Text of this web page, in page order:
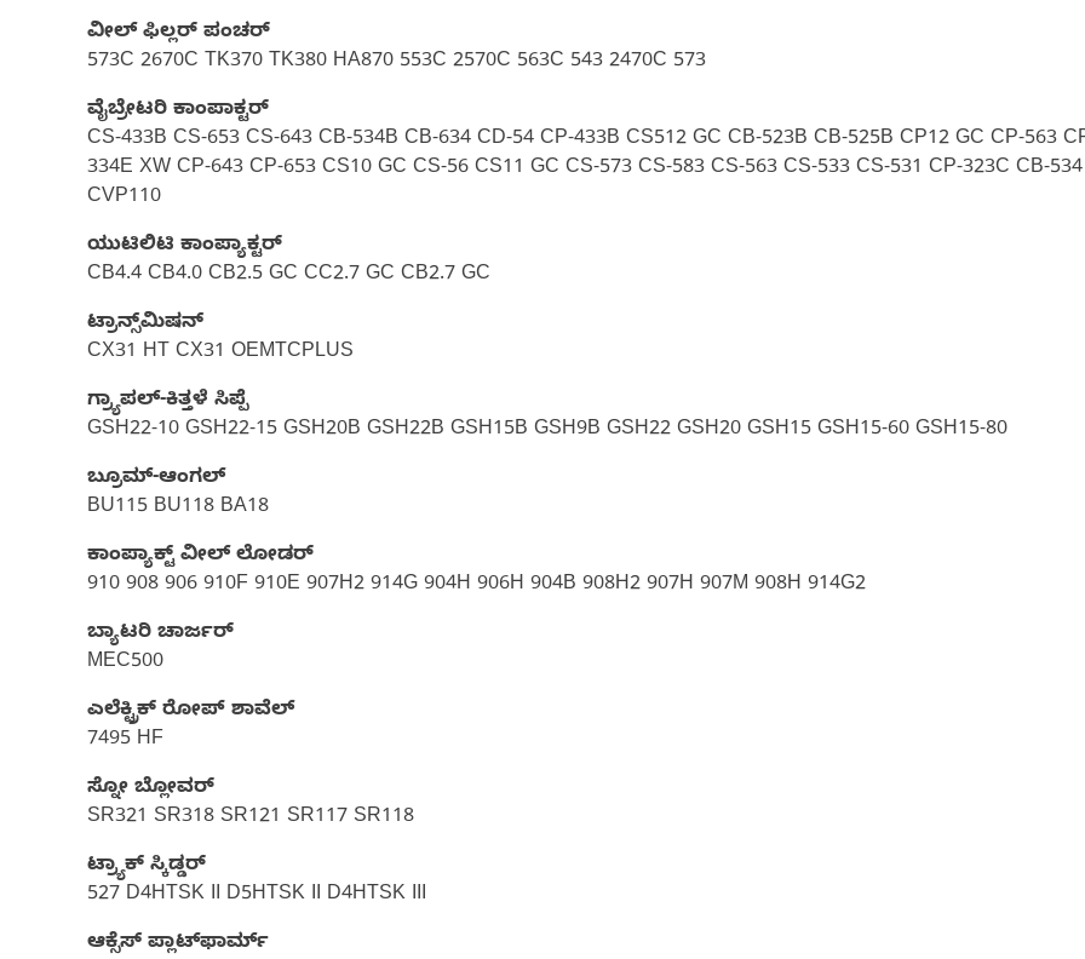
ವೀಲ್ ಫಿಲ್ಲರ್ ಪಂಚರ್‌
573C 2670C TK370 TK380 HA870 553C 2570C 563C 543 2470C 573
ವೈಬ್ರೇಟರಿ ಕಾಂಪಾಕ್ಟರ್‌
CS-433B CS-653 CS-643 CB-534B CB-634 CD-54 CP-433B CS512 GC CB-523B CB-525B CP12 GC CP-563
334E XW CP-643 CP-653 CS10 GC CS-56 CS11 GC CS-573 CS-583 CS-563 CS-533 CS-531 CP-323C CB-
CVP110
ಯುಟಿಲಿಟಿ ಕಾಂಪ್ಯಾಕ್ಟರ್
CB4.4 CB4.0 CB2.5 GC CC2.7 GC CB2.7 GC
ಟ್ರಾನ್ಸ್‌ಮಿಷನ್
CX31 HT CX31 OEMTCPLUS
ಗ್ರ್ಯಾಪಲ್-ಕಿತ್ತಳೆ ಸಿಪ್ಪೆ
GSH22-10 GSH22-15 GSH20B GSH22B GSH15B GSH9B GSH22 GSH20 GSH15 GSH15-60 GSH15-80
ಬ್ರೂಮ್-ಆಂಗಲ್
BU115 BU118 BA18
ಕಾಂಪ್ಯಾಕ್ಟ್ ವೀಲ್ ಲೋಡರ್
910 908 906 910F 910E 907H2 914G 904H 906H 904B 908H2 907H 907M 908H 914G2
ಬ್ಯಾಟರಿ ಚಾರ್ಜರ್
MEC500
ಎಲೆಕ್ಟ್ರಿಕ್ ರೋಪ್ ಶಾವೆಲ್‌
7495 HF
ಸ್ನೋ ಬ್ಲೋವರ್
SR321 SR318 SR121 SR117 SR118
ಟ್ರ್ಯಾಕ್ ಸ್ಕಿಡ್ಡರ್
527 D4HTSK II D5HTSK II D4HTSK III
ಆಕ್ಸೆಸ್ ಪ್ಲಾಟ್​ಫಾರ್ಮ್